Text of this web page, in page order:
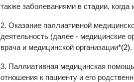
также заболеваниями в стадии,
2. Оказание паллиативной
деятельность (далее - медицинские
врача и медицинской организации*(2).
3. Паллиативная медицинская
отношения к пациенту и его